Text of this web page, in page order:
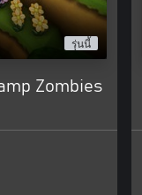
รุ่นนี้
Zombies